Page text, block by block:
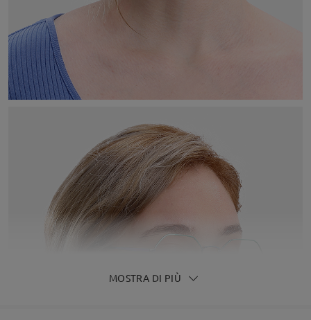
MOSTRA DI PIÙ